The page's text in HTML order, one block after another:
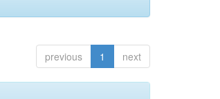
previous 1 next